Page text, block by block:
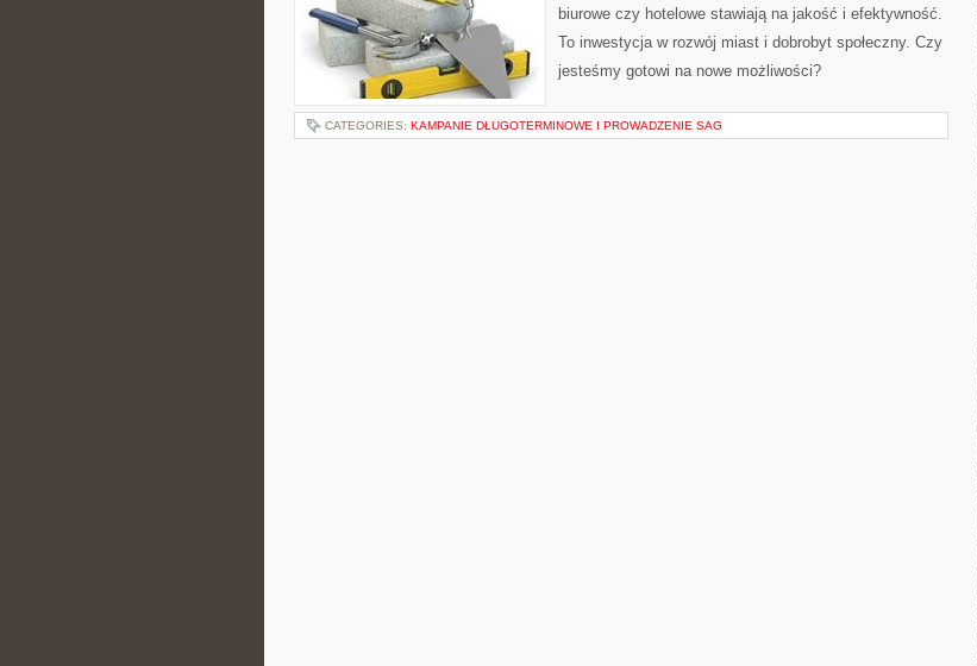
biurowe czy hotelowe stawiają na jakość i efektywność.
To inwestycja w rozwój miast i dobrobyt społeczny. Czy
jesteśmy gotowi na nowe możliwości?
CATEGORIES: KAMPANIE DŁUGOTERMINOWE I PROWADZENIE SAG